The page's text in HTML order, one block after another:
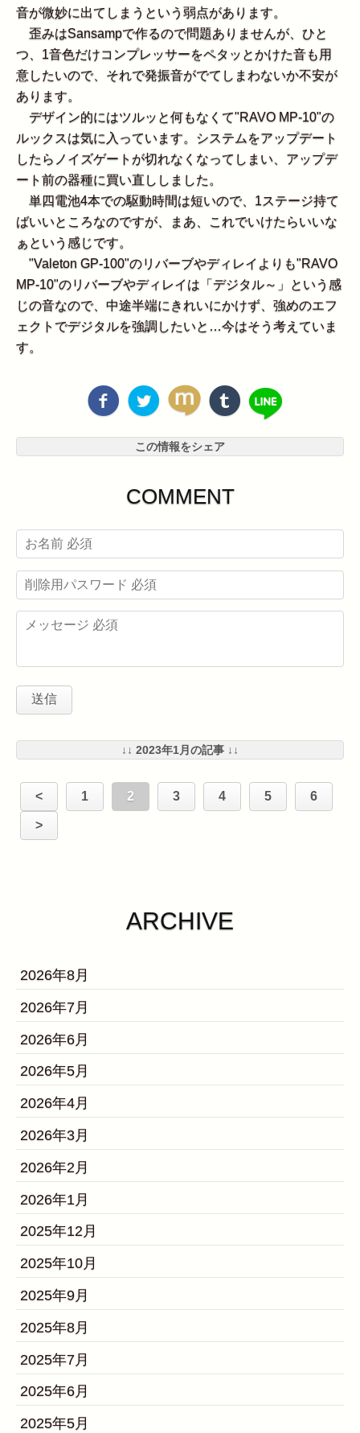
音が微妙に出てしまうという弱点があります。
歪みはSansampで作るので問題ありませんが、ひと
つ、1音色だけコンプレッサーをペタッとかけた音も用
意したいので、それで発振音がでてしまわないか不安が
あります。
デザイン的にはツルッと何もなくて"RAVO MP-10"の
ルックスは気に入っています。システムをアップデート
したらノイズゲートが切れなくなってしまい、アップデ
ート前の器種に買い直ししました。
単四電池4本での駆動時間は短いので、1ステージ持て
ばいいところなのですが、まあ、これでいけたらいいな
ぁという感じです。
"Valeton GP-100"のリバーブやディレイよりも"RAVO
MP-10"のリバーブやディレイは「デジタル～」という感
じの音なので、中途半端にきれいにかけず、強めのエフ
ェクトでデジタルを強調したいと…今はそう考えていま
す。
この情報をシェア
COMMENT
↓↓ 2023年1月の記事 ↓↓
< 1 2 3 4 5 6
>
ARCHIVE
2026年8月
2026年7月
2026年6月
2026年5月
2026年4月
2026年3月
2026年2月
2026年1月
2025年12月
2025年10月
2025年9月
2025年8月
2025年7月
2025年6月
2025年5月